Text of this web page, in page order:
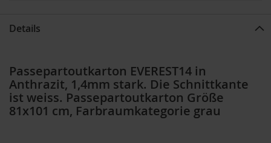
Details
Passepartoutkarton EVEREST14 in
Anthrazit, 1,4mm stark. Die Schnittkante
ist weiss. Passepartoutkarton Größe
81x101 cm, Farbraumkategorie grau